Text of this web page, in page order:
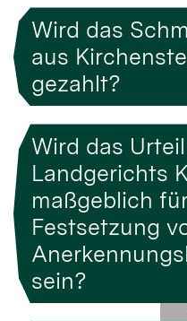
Wird das
aus
gezahlt?
Wird das
Landgerichts
maßgeblich
Festsetzung
sein?